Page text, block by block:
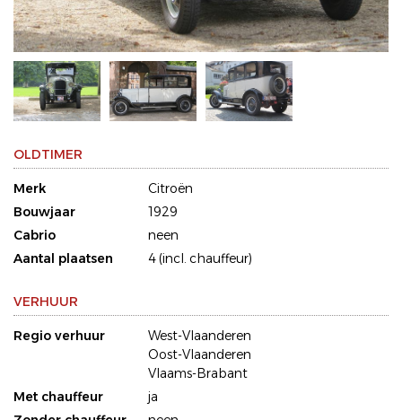
OLDTIMER
Merk
Citroën
Bouwjaar
1929
Cabrio
neen
Aantal plaatsen
4 (incl. chauffeur)
VERHUUR
Regio verhuur
West-Vlaanderen
Oost-Vlaanderen
Vlaams-Brabant
Met chauffeur
ja